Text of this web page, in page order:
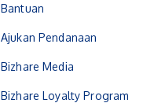
Bantuan
Ajukan Pendanaan
Bizhare Media
Bizhare Loyalty Program